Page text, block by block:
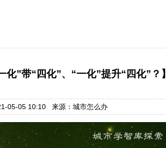
”带“四化”、“一化”提升“四化”？】
05-05 10:10 来源：城市怎么办